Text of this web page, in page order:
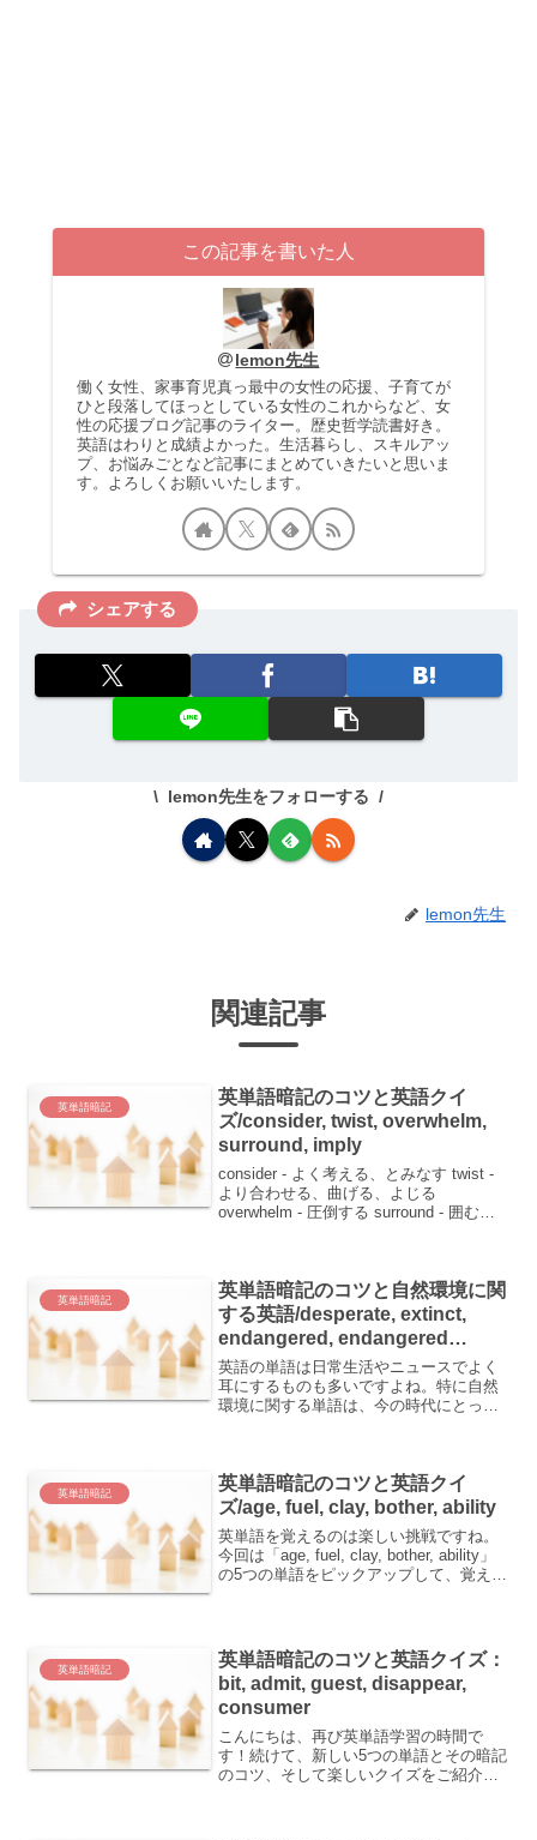
この記事を書いた人
lemon先生
働く女性、家事育児真っ最中の女性の応援、子育てが
ひと段落してほっとしている女性のこれからなど、女
性の応援ブログ記事のライター。歴史哲学読書好き。
英語はわりと成績よかった。生活暮らし、スキルアッ
プ、お悩みごとなど記事にまとめていきたいと思いま
す。よろしくお願いいたします。
シェアする
lemon先生をフォローする
lemon先生
関連記事
英単語暗記
英単語暗記のコツと英語クイ
ズ/consider, twist, overwhelm,
surround, imply
consider - よく考える、とみなす twist -
より合わせる、曲げる、よじる
overwhelm - 圧倒する surround - 囲む
英単語暗記
英単語暗記のコツと自然環境に関
する英語/desperate, extinct,
endangered, endangered
species, tongue, tip
英語の単語は日常生活やニュースでよく
耳にするものも多いですよね。特に自然
環境に関する単語は、今の時代にとって
た、(～したく...
英単語暗記
英単語暗記のコツと英語クイ
ズ/age, fuel, clay, bother, ability
英単語を覚えるのは楽しい挑戦ですね。
今回は「age, fuel, clay, bother, ability」
の5つの単語をピックアップして、覚えや
英単語暗記
英単語暗記のコツと英語クイズ：
bit, admit, guest, disappear,
consumer
こんにちは、再び英単語学習の時間で
す！続けて、新しい5つの単語とその暗記
のコツ、そして楽しいクイズをご紹介し